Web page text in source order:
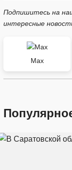
Подпишитесь на
интересные
Max